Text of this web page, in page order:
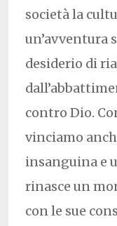
società la
un’avventura
desiderio di
contro Dio.
vinciamo
insanguina e
rinasce un
con le sue